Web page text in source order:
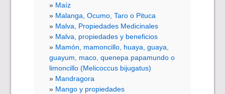
Maíz
Malanga, Ocumo, Taro o Pituca
Malva, Propiedades Medicinales
Malva, propiedades y beneficios
Mamón, mamoncillo, huaya, guaya,
guayum, maco, quenepa papamundo o
limoncillo (Melicoccus bijugatus)
Mandragora
Mango y propiedades